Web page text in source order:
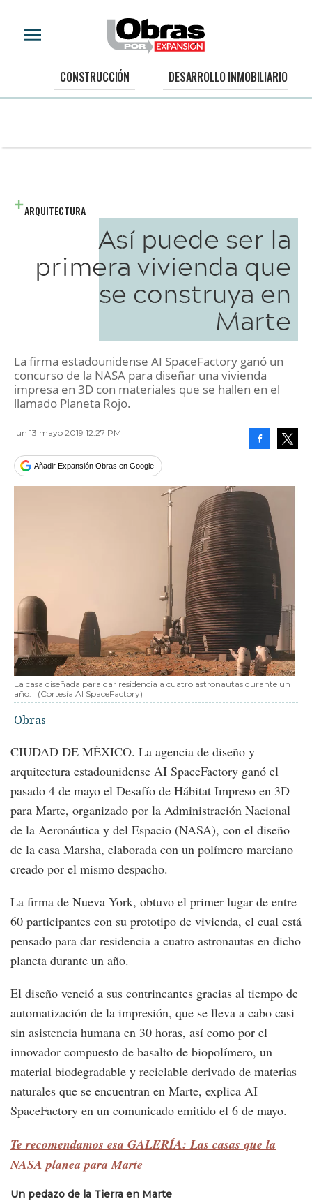
CONSTRUCCIÓN DESARROLLO INMOBILIARIO
ARQUITECTURA
Así puede ser la
primera vivienda que
se construya en
Marte
La firma estadounidense AI SpaceFactory ganó un
concurso de la NASA para diseñar una vivienda
impresa en 3D con materiales que se hallen en el
llamado Planeta Rojo.
lun 13 mayo 2019 12:27 PM
Añadir Expansión Obras en Google
La casa diseñada para dar residencia a cuatro astronautas durante un
año.
(Cortesía AI SpaceFactory)
Obras
CIUDAD DE MÉXICO. La agencia de diseño y
arquitectura estadounidense AI SpaceFactory ganó el
pasado 4 de mayo el Desafío de Hábitat Impreso en 3D
para Marte, organizado por la Administración Nacional
de la Aeronáutica y del Espacio (NASA), con el diseño
de la casa Marsha, elaborada con un polímero marciano
creado por el mismo despacho.
La firma de Nueva York, obtuvo el primer lugar de entre
60 participantes con su prototipo de vivienda, el cual está
pensado para dar residencia a cuatro astronautas en dicho
planeta durante un año.
El diseño venció a sus contrincantes gracias al tiempo de
automatización de la impresión, que se lleva a cabo casi
sin asistencia humana en 30 horas, así como por el
innovador compuesto de basalto de biopolímero, un
material biodegradable y reciclable derivado de materias
naturales que se encuentran en Marte, explica AI
SpaceFactory en un comunicado emitido el 6 de mayo.
Te recomendamos esa GALERÍA: Las casas que la
NASA planea para Marte
Un pedazo de la Tierra en Marte